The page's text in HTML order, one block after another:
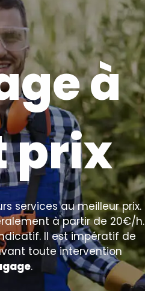
à
prix
services au meilleur prix.
à partir de 20€/h.
Il est impératif de
toute intervention
.